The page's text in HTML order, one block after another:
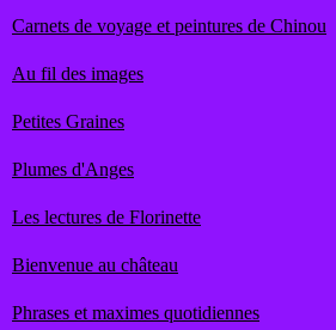
Carnets de voyage et peintures de Chinou
Au fil des images
Petites Graines
Plumes d'Anges
Les lectures de Florinette
Bienvenue au château
Phrases et maximes quotidiennes